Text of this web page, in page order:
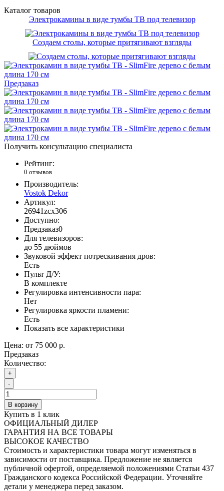
Каталог товаров
Электрокамины в виде тумбы ТВ под телевизор
Создаем столы, которые притягивают взгляды
Предзаказ
Получить консультацию специалиста
Рейтинг:
0 отзывов
Производитель:
Vostok Dekor
Артикул:
26941zcx306
Доступно:
Предзаказ0
Для телевизоров:
до 55 дюймов
Звуковой эффект потрескивания дров:
Есть
Пульт Д/У:
В комплекте
Регулировка интенсивности пара:
Нет
Регулировка яркости пламени:
Есть
Показать все характеристики
Цена: от 75 000 р.
Предзаказ
Количество:
+
-
В корзину
Купить в 1 клик
ОФИЦИАЛЬНЫЙ ДИЛЕР
ГАРАНТИЯ НА ВСЕ ТОВАРЫ
ВЫСОКОЕ КАЧЕСТВО
Стоимость и характеристики товара могут изменяться в
зависимости от поставщика. Предложение не является
публичной офертой, определяемой положениями Статьи 437
Гражданского кодекса Российской Федерации. Уточняйте
детали у менеджера перед заказом.